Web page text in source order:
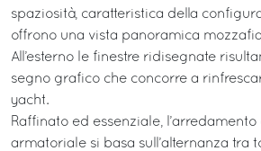
spaziosità, caratteristica della
offrono una vista panoramica
All’esterno le finestre ridisegnate
segno grafico che concorre a
yacht.
Raffinato ed essenziale,
armatoriale si basa sull’alternanza tra